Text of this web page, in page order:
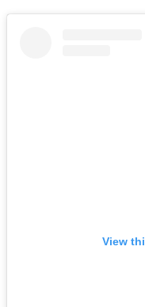
View